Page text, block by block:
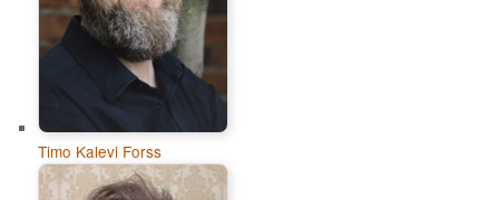
Timo Kalevi Forss